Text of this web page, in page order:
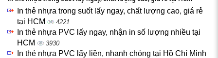
In thẻ nhựa trong suốt lấy ngay, chất lượng cao, giá rẻ
tại HCM
4221
In thẻ nhựa PVC lấy ngay, nhận in số lượng nhiều tại
HCM
3930
In thẻ nhựa PVC lấy liền, nhanh chóng tại Hồ Chí Minh